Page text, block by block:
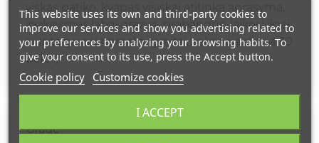
viskas patiko, kvapas visiskai atitinka aprasyma,
ipakavimas labai grazus, prabangus, laikosi ilgai,
siunta gavau nerealiai greitai, sekancia diena. 10
balu :)
Grade
This website uses its own and third-party cookies to
improve our services and show you advertising related to
your preferences by analyzing your browsing habits. To
give your consent to its use, press the Accept button.
Cookie policy Customize cookies
I ACCEPT